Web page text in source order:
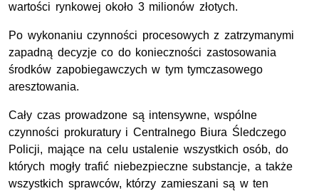
wartości rynkowej około 3 milionów złotych.
Po wykonaniu czynności procesowych z zatrzymanymi
zapadną decyzje co do konieczności zastosowania
środków zapobiegawczych w tym tymczasowego
aresztowania.
Cały czas prowadzone są intensywne, wspólne
czynności prokuratury i Centralnego Biura Śledczego
Policji, mające na celu ustalenie wszystkich osób, do
których mogły trafić niebezpieczne substancje, a także
wszystkich sprawców, którzy zamieszani są w ten